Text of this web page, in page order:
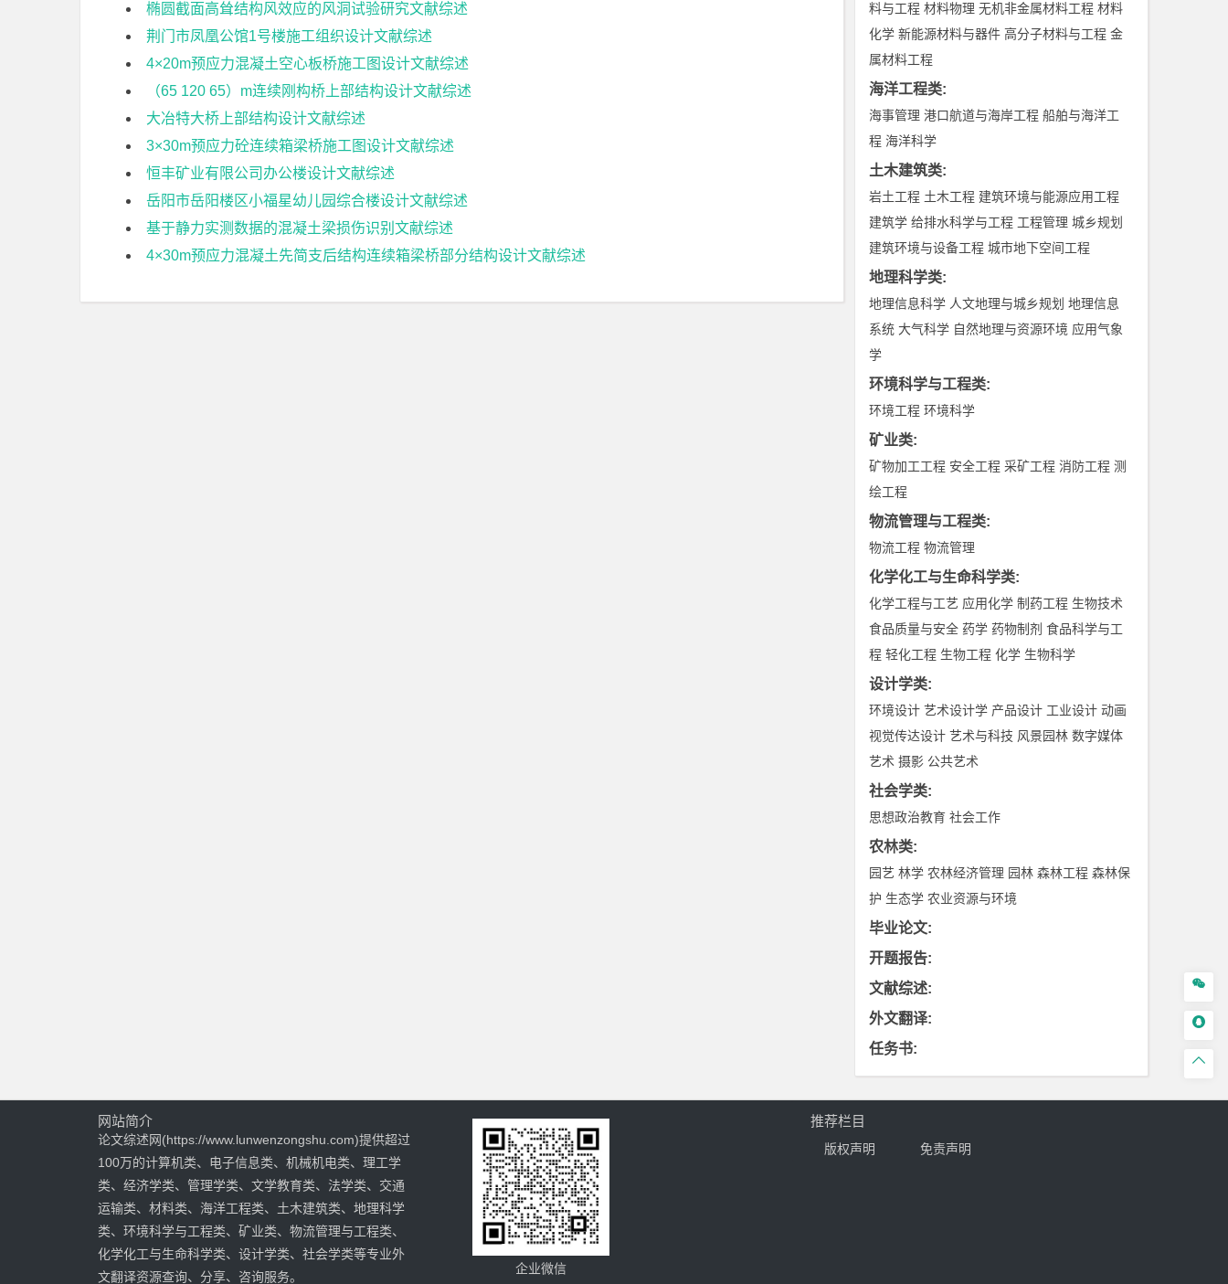
椭圆截面高耸结构风效应的风洞试验研究文献综述
荆门市凤凰公馆1号楼施工组织设计文献综述
4×20m预应力混凝土空心板桥施工图设计文献综述
（65 120 65）m连续刚构桥上部结构设计文献综述
大冶特大桥上部结构设计文献综述
3×30m预应力砼连续箱梁桥施工图设计文献综述
恒丰矿业有限公司办公楼设计文献综述
岳阳市岳阳楼区小福星幼儿园综合楼设计文献综述
基于静力实测数据的混凝土梁损伤识别文献综述
4×30m预应力混凝土先简支后结构连续箱梁桥部分结构设计文献综述
料与工程 材料物理 无机非金属材料工程 材料
化学 新能源材料与器件 高分子材料与工程 金
属材料工程
海洋工程类:
海事管理 港口航道与海岸工程 船舶与海洋工
程 海洋科学
土木建筑类:
岩土工程 土木工程 建筑环境与能源应用工程
建筑学 给排水科学与工程 工程管理 城乡规划
建筑环境与设备工程 城市地下空间工程
地理科学类:
地理信息科学 人文地理与城乡规划 地理信息
系统 大气科学 自然地理与资源环境 应用气象
学
环境科学与工程类:
环境工程 环境科学
矿业类:
矿物加工工程 安全工程 采矿工程 消防工程 测
绘工程
物流管理与工程类:
物流工程 物流管理
化学化工与生命科学类:
化学工程与工艺 应用化学 制药工程 生物技术
食品质量与安全 药学 药物制剂 食品科学与工
程 轻化工程 生物工程 化学 生物科学
设计学类:
环境设计 艺术设计学 产品设计 工业设计 动画
视觉传达设计 艺术与科技 风景园林 数字媒体
艺术 摄影 公共艺术
社会学类:
思想政治教育 社会工作
农林类:
园艺 林学 农林经济管理 园林 森林工程 森林保
护 生态学 农业资源与环境
毕业论文:
开题报告:
文献综述:
外文翻译:
任务书:



网站简介
论文综述网(https://www.lunwenzongshu.com)提供超过
100万的计算机类、电子信息类、机械机电类、理工学
类、经济学类、管理学类、文学教育类、法学类、交通
运输类、材料类、海洋工程类、土木建筑类、地理科学
类、环境科学与工程类、矿业类、物流管理与工程类、
化学化工与生命科学类、设计学类、社会学类等专业外
文翻译资源查询、分享、咨询服务。
企业微信
推荐栏目
版权声明 免责声明